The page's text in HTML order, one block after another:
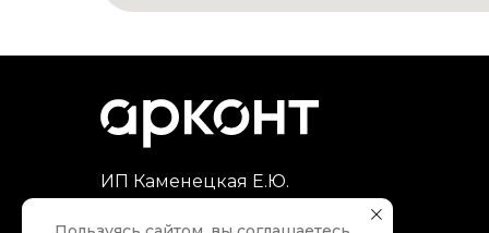
ИП Каменецкая Е.Ю.